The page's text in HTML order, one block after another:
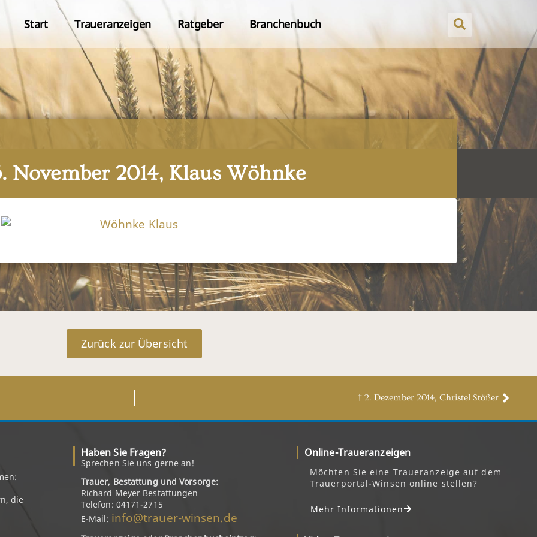
Start Traueranzeigen Ratgeber Branchenbuch
November 2014, Klaus Wöhnke
Zurück zur Übersicht
† 2. Dezember 2014, Christel Stößer
die
Haben Sie Fragen?
Sprechen Sie uns gerne an!
Trauer, Bestattung und Vorsorge:
Richard Meyer Bestattungen
Telefon: 04171-2715
E-Mail: info@trauer-winsen.de
Online-Traueranzeigen
Möchten Sie eine Traueranzeige auf dem
Trauerportal-Winsen online stellen?
Mehr Informationen